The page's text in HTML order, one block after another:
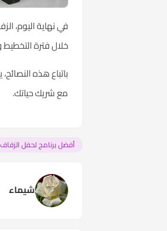
في نهاية اليوم،
خلال فترة
باتباع هذه
مع شريك حياتك.
أفضل برنامج لحفل الزفاف
شيماء